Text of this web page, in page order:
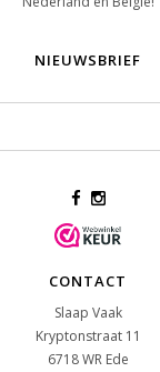
NIEUWSBRIEF
CONTACT
Slaap Vaak
Kryptonstraat 11
6718 WR Ede